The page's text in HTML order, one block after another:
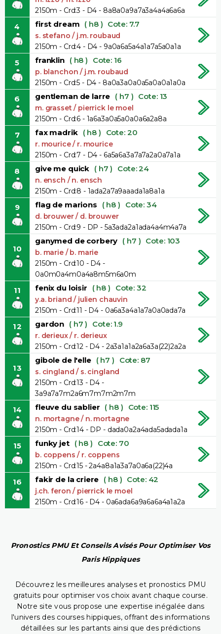
2150m - Crd:3 - D4 - 8a8a0a9a7a3a4a4a6a6a
4 first dream ( h8 ) Cote: 7.7
s. stefano / j.m. roubaud
2150m - Crd:4 - D4 - 9a0a6a5a4a1a7a5a0a1a
5 franklin ( h8 ) Cote: 16
p. blanchon / j.m. roubaud
2150m - Crd:5 - D4 - 8a0a3a0a0a5a0a0a1a0a
6 gentleman de larre ( h7 ) Cote: 13
m. grasset / pierrick le moel
2150m - Crd:6 - 1a6a3a0a5a0a0a6a2a8a
7 fax madrik ( h8 ) Cote: 20
r. mourice / r. mourice
2150m - Crd:7 - D4 - 6a5a6a3a7a7a2a0a7a1a
8 give me quick ( h7 ) Cote: 24
n. ensch / n. ensch
2150m - Crd:8 - 1ada2a7a9aaada1a8a1a
9 flag de marions ( h8 ) Cote: 34
d. brouwer / d. brouwer
2150m - Crd:9 - DP - 5a3ada2a1ada4a4m4a7a
10
ganymed de corbery ( h7 ) Cote: 103
b. marie / b. marie
2150m - Crd:10 - D4 -
0a0m0a4m0a4a8m5m6a0m
11 fenix du loisir ( h8 ) Cote: 32
y.a. briand / julien chauvin
2150m - Crd:11 - D4 - 0a6a3a4a1a7a0a0ada7a
12 gardon ( h7 ) Cote: 1.9
r. derieux / r. derieux
2150m - Crd:12 - D4 - 2a3a1a1a2a6a3a(22)2a2a
13
gibole de l'elle ( h7 ) Cote: 87
s. cingland / s. cingland
2150m - Crd:13 - D4 -
3a9a7a7m2a6m7m7m2m7m
14 fleuve du sablier ( h8 ) Cote: 115
n. mortagne / n. mortagne
2150m - Crd:14 - DP - dada0a2a4ada5adada1a
15 funky jet ( h8 ) Cote: 70
b. coppens / r. coppens
2150m - Crd:15 - 2a4a8a1a3a7a0a6a(22)4a
16 fakir de la criere ( h8 ) Cote: 42
j.ch. feron / pierrick le moel
2150m - Crd:16 - D4 - 0a6ada6a9a6a6a4a1a2a
Pronostics PMU Et Conseils Avisés Pour Optimiser Vos
Paris Hippiques
Découvrez les meilleures analyses et pronostics PMU
gratuits pour optimiser vos choix avant chaque course.
Notre site vous propose une expertise inégalée dans
l'univers des courses hippiques, offrant des informations
détaillées sur les partants ainsi que des prédictions